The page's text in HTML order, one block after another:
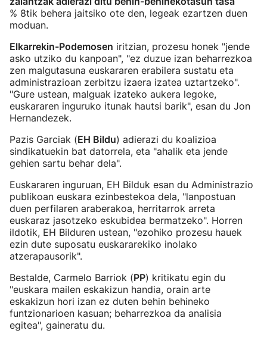
% 8tik behera jaitsiko ote den, legeak ezartzen duen
moduan.
Elkarrekin-Podemosen iritzian, prozesu honek "jende
asko utziko du kanpoan", "ez duzue izan beharrezkoa
zen malgutasuna euskararen erabilera sustatu eta
administrazioan zerbitzu izaera izatea uztartzeko".
"Gure ustean, malguak izateko aukera legoke,
euskararen inguruko itunak hautsi barik", esan du Jon
Hernandezek.
Pazis Garciak (EH Bildu) adierazi du koalizioa
sindikatuekin bat datorrela, eta "ahalik eta jende
gehien sartu behar dela".
Euskararen inguruan, EH Bilduk esan du Administrazio
publikoan euskara ezinbestekoa dela, "lanpostuan
duen perfilaren araberakoa, herritarrok arreta
euskaraz jasotzeko eskubidea bermatzeko". Horren
ildotik, EH Bilduren ustean, "ezohiko prozesu hauek
ezin dute suposatu euskararekiko inolako
atzerapausorik".
Bestalde, Carmelo Barriok (PP) kritikatu egin du
"euskara mailen eskakizun handia, orain arte
eskakizun hori izan ez duten behin behineko
funtzionarioen kasuan; beharrezkoa da analisia
egitea", gaineratu du.